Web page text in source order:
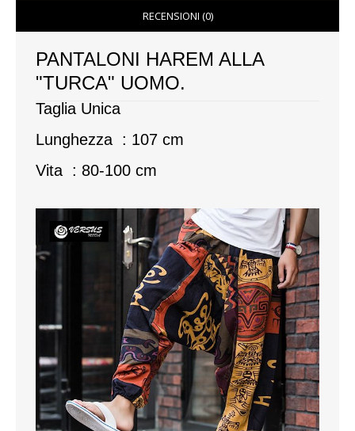
CAMICIE
CAPISPALLA
COSTUMI E COPRICOSTUMI
PANTALONI
SCARPE
TUTE PANTALONI
VESTITI
RECENSIONI (0)
PANTALONI HAREM ALLA
"TURCA" UOMO.
Taglia Unica
Lunghezza : 107 cm
Vita : 80-100 cm